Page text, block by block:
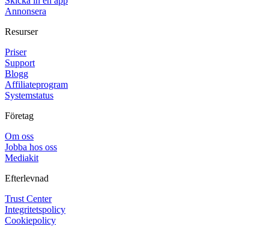
Annonsera
Resurser
Priser
Support
Blogg
Affiliateprogram
Systemstatus
Företag
Om oss
Jobba hos oss
Mediakit
Efterlevnad
Trust Center
Integritetspolicy
Cookiepolicy